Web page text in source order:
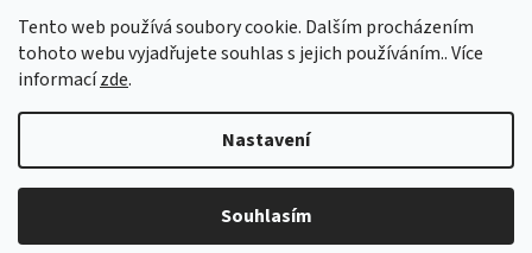
Tento web používá soubory cookie. Dalším procházením
tohoto webu vyjadřujete souhlas s jejich používáním.. Více
informacízde.
Nastavení
Souhlasím
Copyright 2026Autoelegance Brno s.r.o.. Všechna práva
vyhrazena.